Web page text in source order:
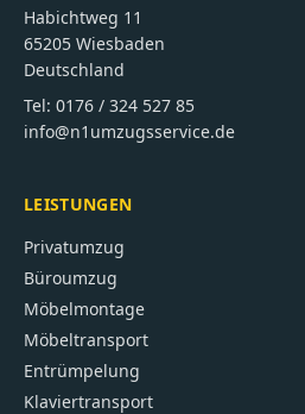
Habichtweg 11
65205 Wiesbaden
Deutschland
Tel: 0176 / 324 527 85
info@n1umzugsservice.de
LEISTUNGEN
Privatumzug
Büroumzug
Möbelmontage
Möbeltransport
Entrümpelung
Klaviertransport